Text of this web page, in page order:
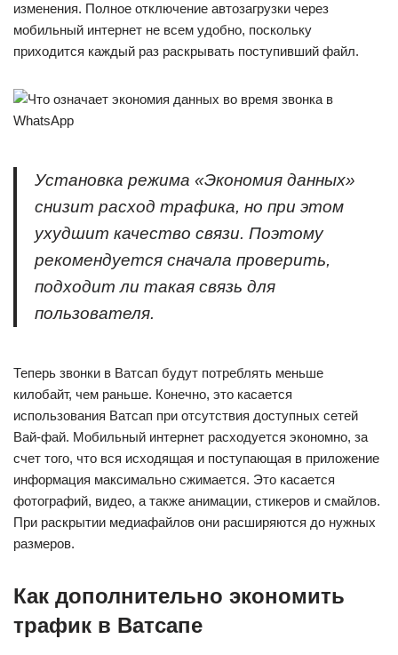
изменения. Полное отключение автозагрузки через
мобильный интернет не всем удобно, поскольку
приходится каждый раз раскрывать поступивший файл.
Установка режима «Экономия данных»
снизит расход трафика, но при этом
ухудшит качество связи. Поэтому
рекомендуется сначала проверить,
подходит ли такая связь для
пользователя.
Теперь звонки в Ватсап будут потреблять меньше
килобайт, чем раньше. Конечно, это касается
использования Ватсап при отсутствия доступных сетей
Вай-фай. Мобильный интернет расходуется экономно, за
счет того, что вся исходящая и поступающая в приложение
информация максимально сжимается. Это касается
фотографий, видео, а также анимации, стикеров и смайлов.
При раскрытии медиафайлов они расширяются до нужных
размеров.
Как дополнительно экономить
трафик в Ватсапе